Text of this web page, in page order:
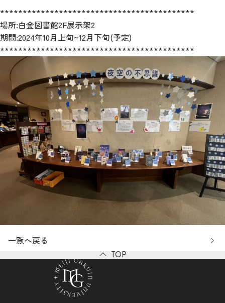
*******************************************
場所:白金図書館2F展示架2
期間:2024年10月上旬~12月下旬(予定)
*******************************************
一覧へ戻る
TOP